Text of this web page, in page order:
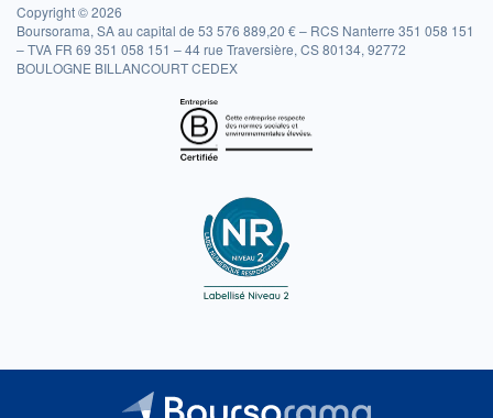
Copyright © 2026
Boursorama, SA au capital de 53 576 889,20 € – RCS Nanterre 351 058 151
– TVA FR 69 351 058 151 – 44 rue Traversière, CS 80134, 92772
BOULOGNE BILLANCOURT CEDEX